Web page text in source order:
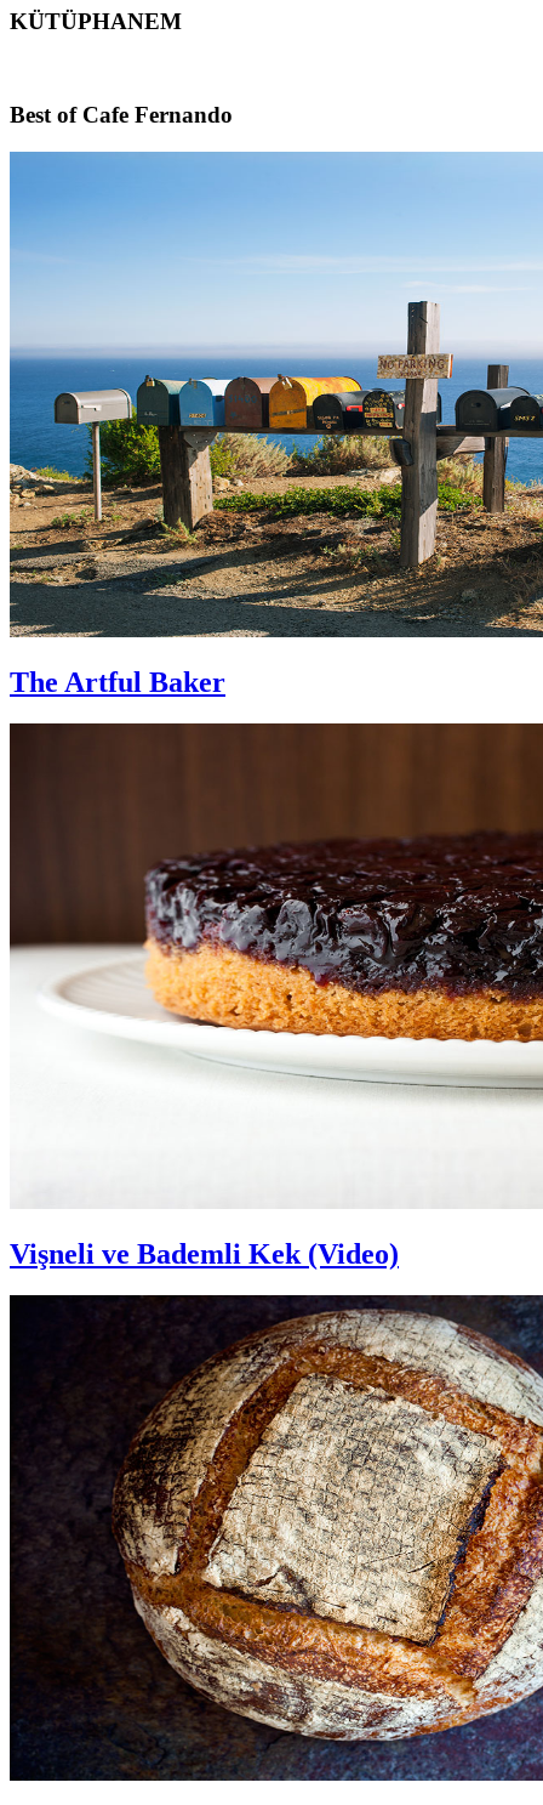
KÜTÜPHANEM
Footer
Best of Cafe Fernando
The Artful Baker
Vişneli ve Bademli Kek (Video)